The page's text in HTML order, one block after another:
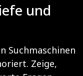
und
Suchmaschinen
Zeige,